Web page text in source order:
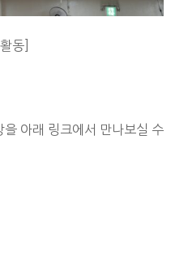
동]
아래 링크에서 만나보실 수